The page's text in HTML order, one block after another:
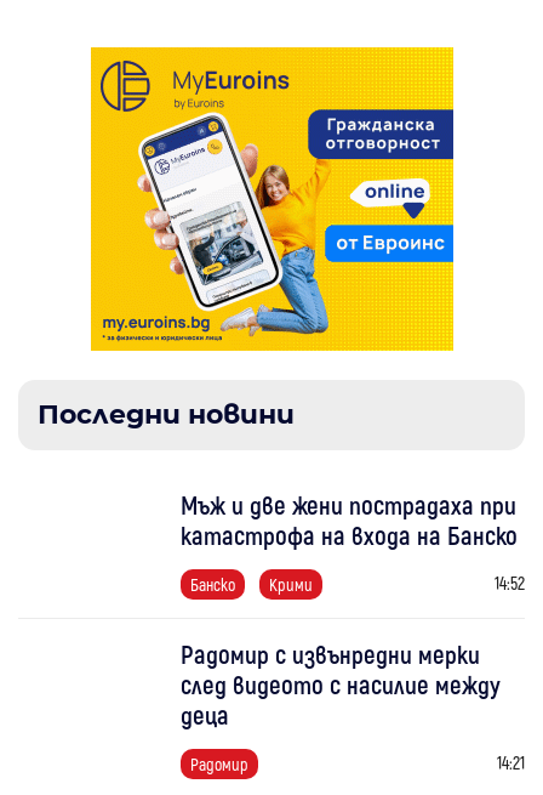
Последни новини
Мъж и две жени пострадаха при
катастрофа на входа на Банско
Банско Крими 14:52
Радомир с извънредни мерки
след видеото с насилие между
деца
Радомир 14:21